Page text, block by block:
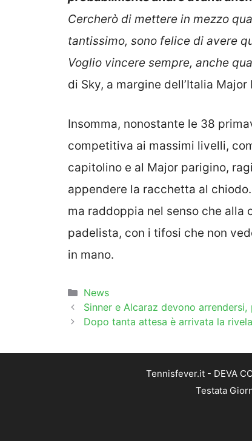
Cercherò di mettere in mezzo
tantissimo, sono felice di avere
Voglio vincere sempre, anche
di Sky, a margine dell’Italia
Insomma, nonostante le 38
competitiva ai massimi livelli,
capitolino e al Major parigino,
appendere la racchetta al
ma raddoppia nel senso che
padelista, con i tifosi che non
in mano.
Categorie
News
Sinner e Alcaraz devono
Dopo tanta attesa è arrivata la
Tennisfever.it - DEVA
Testata